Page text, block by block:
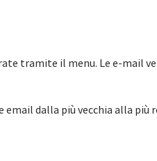
tramite il menu. Le e-mail
dalla più vecchia alla più